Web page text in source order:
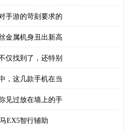
手游的苛刻要求的
金属机身丑出新高
仅找到了，还特别
，这几款手机在当
见过放在墙上的手
EX5智行辅助